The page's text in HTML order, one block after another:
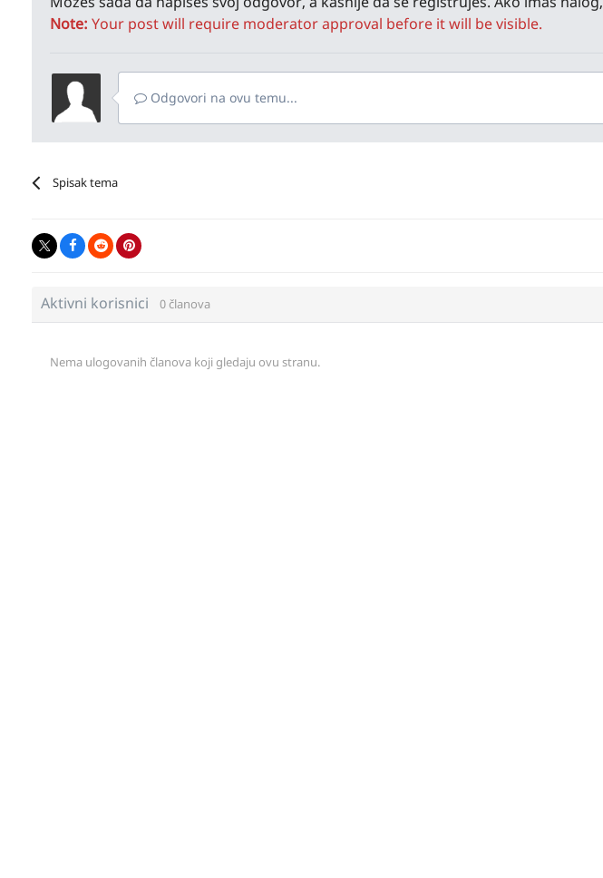
Note: Your post will require moderator approval before it will be visible.
Odgovori na ovu temu...
Spisak tema
Aktivni korisnici 0 članova
Nema ulogovanih članova koji gledaju ovu stranu.